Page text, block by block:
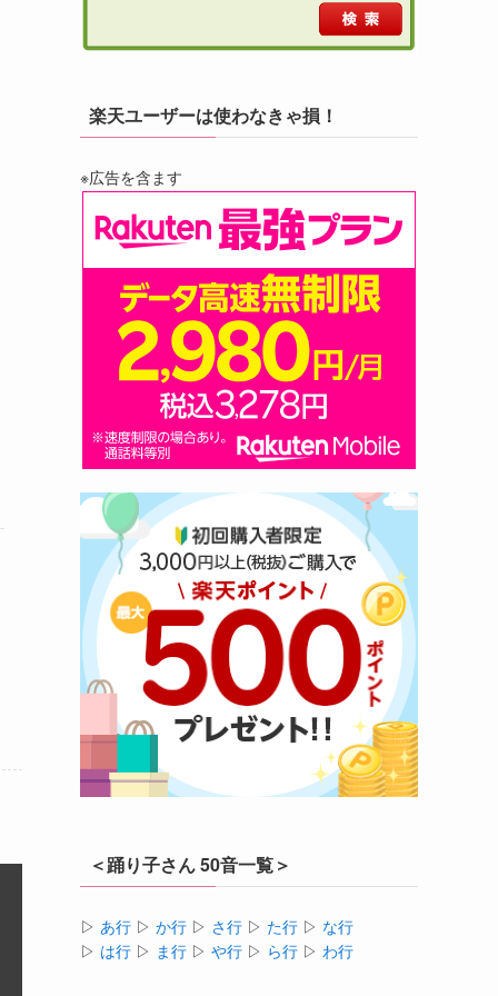
楽天ユーザーは使わなきゃ損！
※広告を含ます
＜踊り子さん 50音一覧＞
▷ あ行 ▷ か行 ▷ さ行 ▷ た行 ▷ な行
▷ は行 ▷ ま行 ▷ や行 ▷ ら行 ▷ わ行